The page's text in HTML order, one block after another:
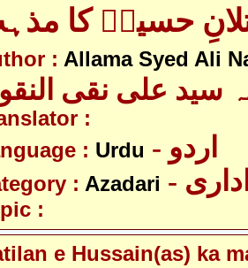
حسینؑ کا
: Allama Syed Ali
سید علی نقی
:
: Urdu - اردو
: Azadari
:
e Hussain(as) ka